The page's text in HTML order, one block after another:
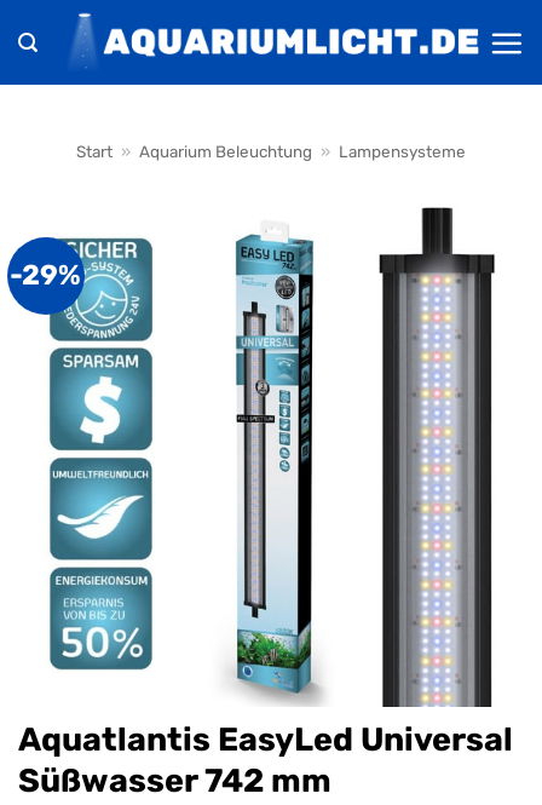
Inhalt
springen
Start » Aquarium Beleuchtung » Lampensysteme
-29%
Aquatlantis EasyLed Universal
Süßwasser 742 mm